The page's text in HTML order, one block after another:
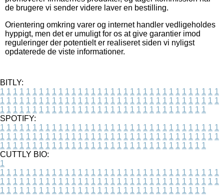
de brugere vi sender videre laver en bestilling.
Orientering omkring varer og internet handler vedligeholdes
hyppigt, men det er umuligt for os at give garantier imod
reguleringer der potentielt er realiseret siden vi nyligst
opdaterede de viste informationer.
BITLY:
1 1 1 1 1 1 1 1 1 1 1 1 1 1 1 1 1 1 1 1 1 1 1 1 1 1 1 1 1 1 1 1 1 1
1 1 1 1 1 1 1 1 1 1 1 1 1 1 1 1 1 1 1 1 1 1 1 1 1 1 1 1 1 1 1 1 1 1
1 1 1 1 1 1 1 1 1 1 1 1 1 1 1 1 1 1 1 1 1 1 1 1 1 1 1 1 1 1 1 1
SPOTIFY:
1 1 1 1 1 1 1 1 1 1 1 1 1 1 1 1 1 1 1 1 1 1 1 1 1 1 1 1 1 1 1 1 1 1
1 1 1 1 1 1 1 1 1 1 1 1 1 1 1 1 1 1 1 1 1 1 1 1 1 1 1 1 1 1 1 1 1 1
1 1 1 1 1 1 1 1 1 1 1 1 1 1 1 1 1 1 1 1 1 1 1 1 1 1 1 1 1 1 1 1
CUTTLY BIO:
1
1 1 1 1 1 1 1 1 1 1 1 1 1 1 1 1 1 1 1 1 1 1 1 1 1 1 1 1 1 1 1 1 1 1
1 1 1 1 1 1 1 1 1 1 1 1 1 1 1 1 1 1 1 1 1 1 1 1 1 1 1 1 1 1 1 1 1 1
1 1 1 1 1 1 1 1 1 1 1 1 1 1 1 1 1 1 1 1 1 1 1 1 1 1 1 1 1 1 1 1